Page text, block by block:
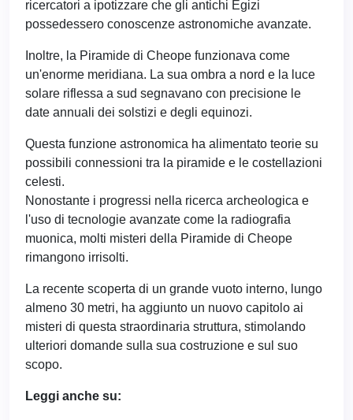
ricercatori a ipotizzare che gli antichi Egizi
possedessero conoscenze astronomiche avanzate.
Inoltre, la Piramide di Cheope funzionava come
un'enorme meridiana. La sua ombra a nord e la luce
solare riflessa a sud segnavano con precisione le
date annuali dei solstizi e degli equinozi.
Questa funzione astronomica ha alimentato teorie su
possibili connessioni tra la piramide e le costellazioni
celesti.
Nonostante i progressi nella ricerca archeologica e
l'uso di tecnologie avanzate come la radiografia
muonica, molti misteri della Piramide di Cheope
rimangono irrisolti.
La recente scoperta di un grande vuoto interno, lungo
almeno 30 metri, ha aggiunto un nuovo capitolo ai
misteri di questa straordinaria struttura, stimolando
ulteriori domande sulla sua costruzione e sul suo
scopo.
Leggi anche su: